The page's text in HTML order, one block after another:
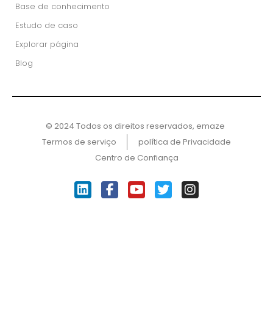
Base de conhecimento
Estudo de caso
Explorar página
Blog
© 2024 Todos os direitos reservados, emaze ​
Termos de serviço
política de Privacidade
Centro de Confiança